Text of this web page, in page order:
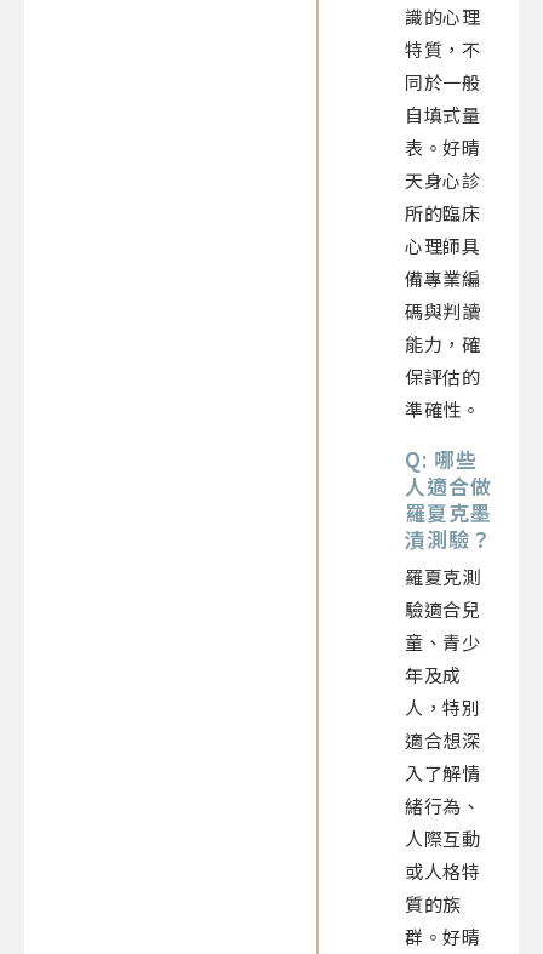
識的心理
特質，不
同於一般
自填式量
表。好晴
天身心診
所的臨床
心理師具
備專業編
碼與判讀
能力，確
保評估的
準確性。
Q: 哪些
人適合做
羅夏克墨
漬測驗？
羅夏克測
驗適合兒
童、青少
年及成
人，特別
適合想深
入了解情
緒行為、
人際互動
或人格特
質的族
群。好晴